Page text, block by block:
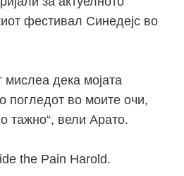
фестивал Синедејс во
мислеа дека мојата
погледот во моите очи,
тажно“, вели Арато.
the Pain Harold.